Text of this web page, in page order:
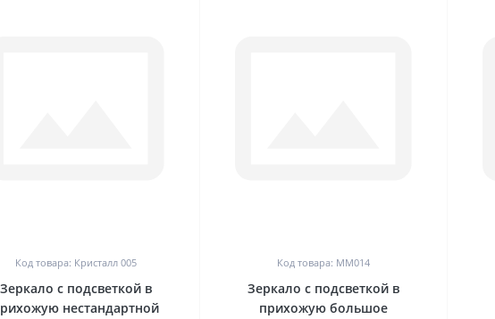
Код товара: Кристалл 005
Зеркало с подсветкой в
нестандартной
Код товара: MM014
Зеркало с подсветкой в
прихожую большое